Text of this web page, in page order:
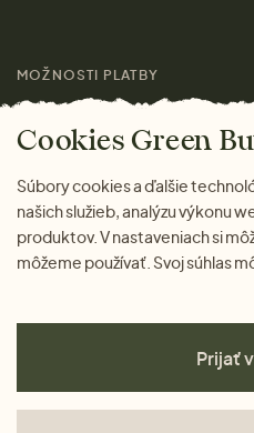
MOŽNOSTI PLATBY
Cookies Green
Súbory cookies a ďalšie
našich služieb, analýzu výkonu
produktov. V nastaveniach si
môžeme používať. Svoj súhlas
Prijať